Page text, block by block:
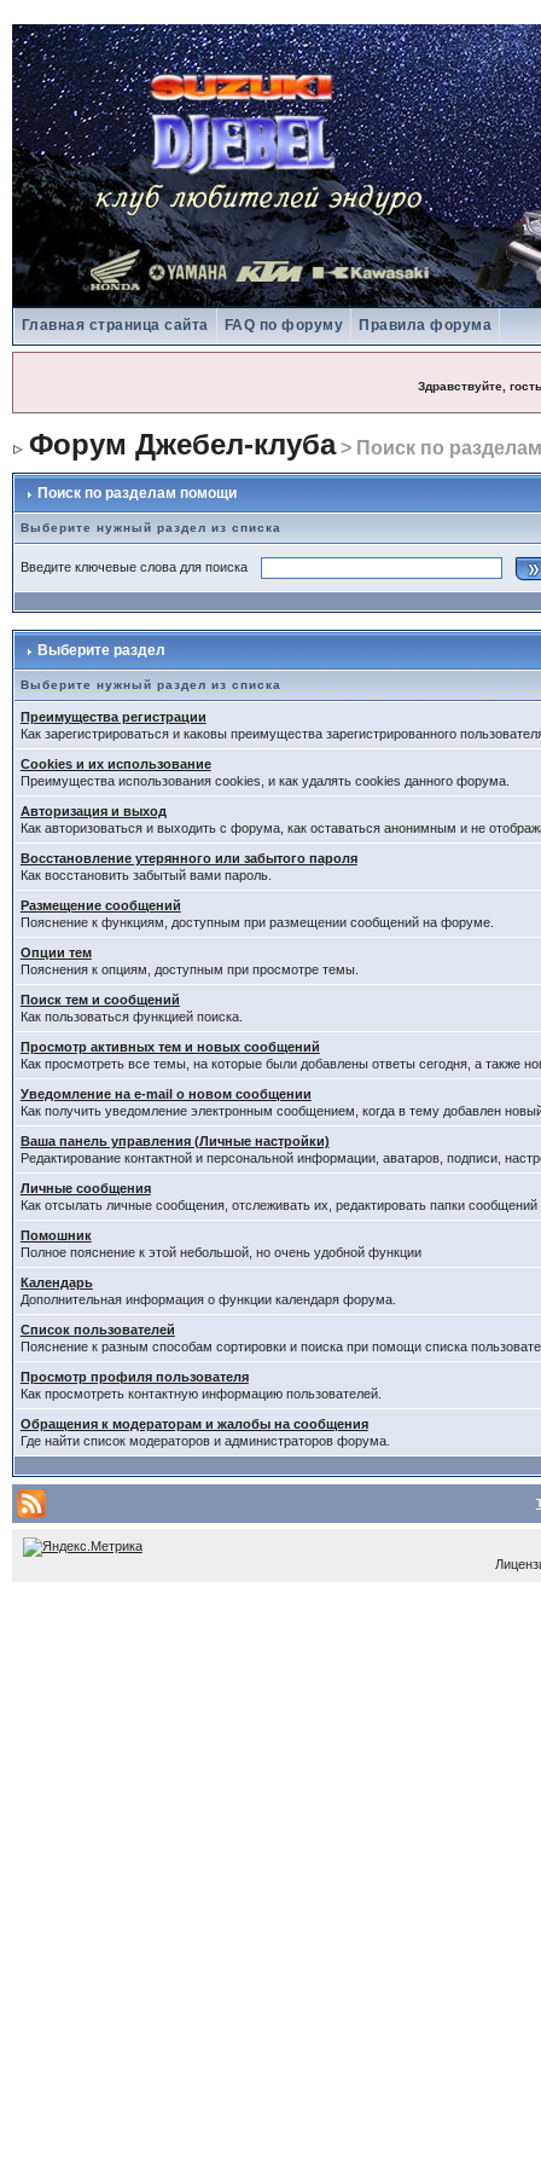
Главная страница сайта FAQ по форуму Правила форума
Здравствуйте, гость
Форум Джебел-клуба> Поиск по
Поиск по разделам помощи
Выберите нужный раздел из списка
Введите ключевые слова для поиска
Выберите раздел
Выберите нужный раздел из списка
Преимущества регистрации
Как зарегистрироваться и каковы преимущества зарегистрированного
Cookies и их использование
Преимущества использования cookies, и как удалять cookies данного форума.
Авторизация и выход
Как авторизоваться и выходить с форума, как оставаться анонимным и не
Восстановление утерянного или забытого пароля
Как восстановить забытый вами пароль.
Размещение сообщений
Пояснение к функциям, доступным при размещении сообщений на форуме.
Опции тем
Пояснения к опциям, доступным при просмотре темы.
Поиск тем и сообщений
Как пользоваться функцией поиска.
Просмотр активных тем и новых сообщений
Как просмотреть все темы, на которые были добавлены ответы сегодня, а также
Уведомление на е-mail о новом сообщении
Как получить уведомление электронным сообщением, когда в тему добавлен
Ваша панель управления (Личные настройки)
Редактирование контактной и персональной информации, аватаров, подписи,
Личные сообщения
Как отсылать личные сообщения, отслеживать их, редактировать папки
Помошник
Полное пояснение к этой небольшой, но очень удобной функции
Календарь
Дополнительная информация о функции календаря форума.
Список пользователей
Пояснение к разным способам сортировки и поиска при помощи списка
Просмотр профиля пользователя
Как просмотреть контактную информацию пользователей.
Обращения к модераторам и жалобы на сообщения
Где найти список модераторов и администраторов форума.